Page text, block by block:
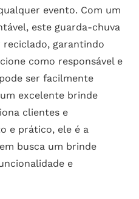
evento. Com um
este guarda-chuva
reciclado, garantindo
como responsável e
ser facilmente
excelente brinde
clientes e
e prático, ele é a
busca um brinde
e